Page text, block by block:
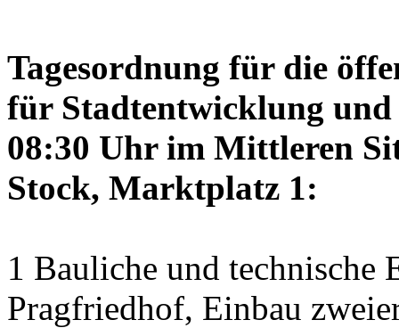
Tagesordnung für die
für Stadtentwicklung und
08:30 Uhr im Mittleren
Stock, Marktplatz 1:
1 Bauliche und technische
Pragfriedhof, Einbau